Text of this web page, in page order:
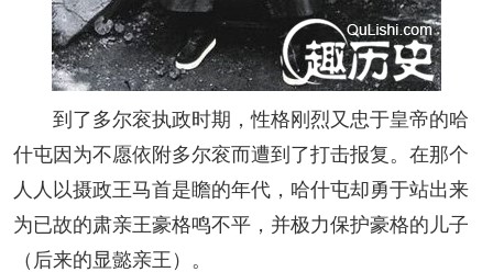
到了多尔衮执政时期，性格刚烈又忠于皇帝的哈
什屯因为不愿依附多尔衮而遭到了打击报复。在那个
人人以摄政王马首是瞻的年代，哈什屯却勇于站出来
为已故的肃亲王豪格鸣不平，并极力保护豪格的儿子
（后来的显懿亲王）。